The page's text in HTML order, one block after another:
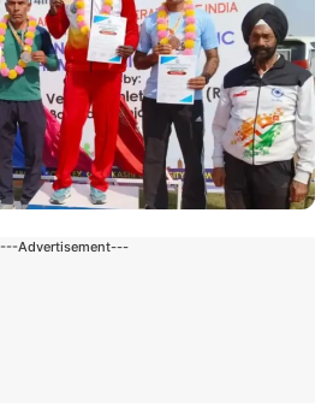
---Advertisement---